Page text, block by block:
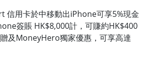
信用卡於中移動出iPhone可享5%現金
簽賬 HK$8,000計，可賺約HK$400
及MoneyHero獨家優惠，可享高達